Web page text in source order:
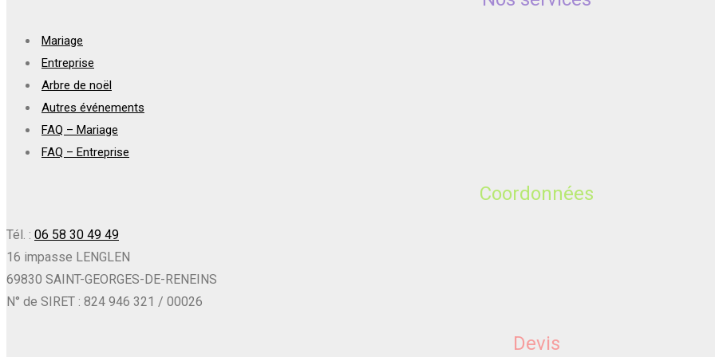
Mariage
Entreprise
Arbre de noël
Autres événements
FAQ – Mariage
FAQ – Entreprise
Coordonnées
Tél. : 06 58 30 49 49
16 impasse LENGLEN
69830 SAINT-GEORGES-DE-RENEINS
N° de SIRET : 824 946 321 / 00026
Devis